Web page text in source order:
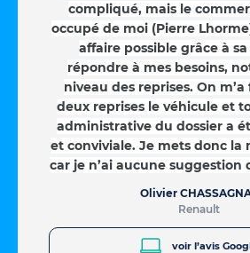
compliqué, mais le
occupé de moi (Pierre
affaire possible grâce à
répondre à mes besoins,
niveau des reprises. On m’a
deux reprises le véhicule et
administrative du dossier a
et conviviale. Je mets donc la
car je n’ai aucune suggestion
Olivier
Renault
voir l’avis